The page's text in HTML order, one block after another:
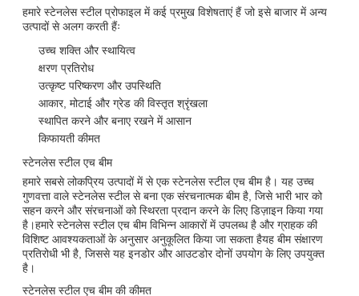
हमारे स्टेनलेस स्टील प्रोफाइल में कई प्रमुख विशेषताएं हैं जो इसे बाजार में अन्य
उत्पादों से अलग करती हैंः
उच्च शक्ति और स्थायित्व
क्षरण प्रतिरोध
उत्कृष्ट परिष्करण और उपस्थिति
आकार, मोटाई और ग्रेड की विस्तृत श्रृंखला
स्थापित करने और बनाए रखने में आसान
किफायती कीमत
स्टेनलेस स्टील एच बीम
हमारे सबसे लोकप्रिय उत्पादों में से एक स्टेनलेस स्टील एच बीम है। यह उच्च
गुणवत्ता वाले स्टेनलेस स्टील से बना एक संरचनात्मक बीम है, जिसे भारी भार को
सहन करने और संरचनाओं को स्थिरता प्रदान करने के लिए डिज़ाइन किया गया
है।हमारे स्टेनलेस स्टील एच बीम विभिन्न आकारों में उपलब्ध है और ग्राहक की
विशिष्ट आवश्यकताओं के अनुसार अनुकूलित किया जा सकता हैयह बीम संक्षारण
प्रतिरोधी भी है, जिससे यह इनडोर और आउटडोर दोनों उपयोग के लिए उपयुक्त
है।
स्टेनलेस स्टील एच बीम की कीमत